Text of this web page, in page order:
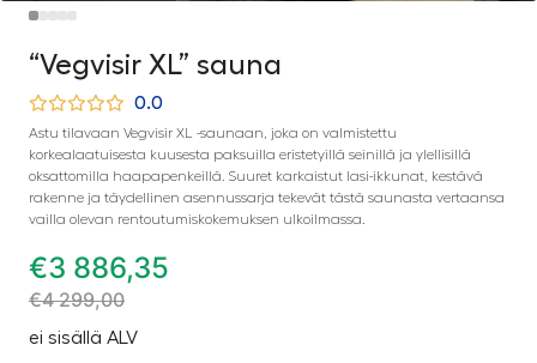
“Vegvisir XL” sauna
0.0
Astu tilavaan Vegvisir XL -saunaan, joka on valmistettu
korkealaatuisesta kuusesta paksuilla eristetyillä seinillä ja ylellisillä
oksattomilla haapapenkeillä. Suuret karkaistut lasi-ikkunat, kestävä
rakenne ja täydellinen asennussarja tekevät tästä saunasta vertaansa
vailla olevan rentoutumiskokemuksen ulkoilmassa.
€3 886,35
€4 299,00
ei sisällä ALV